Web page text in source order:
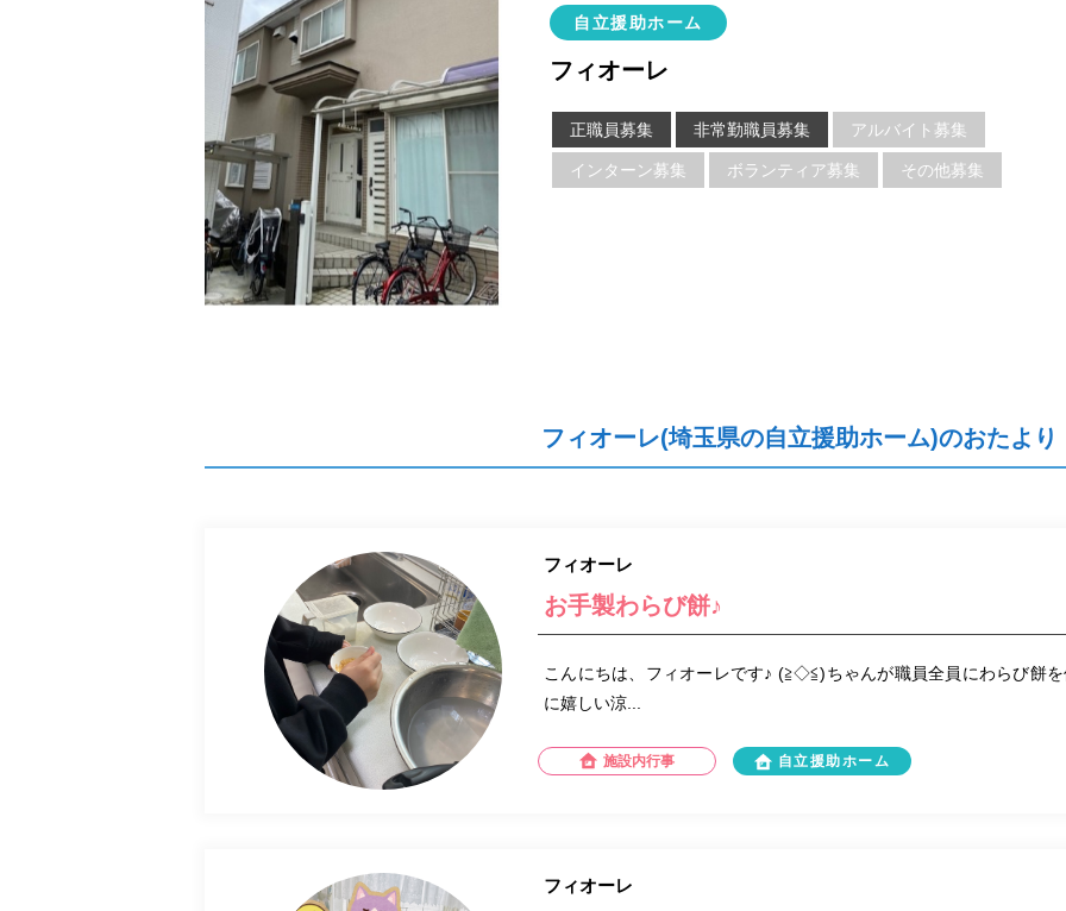
自立援助ホーム
フィオーレ
正職員募集 非常勤職員募集 アルバイト募集
インターン募集 ボランティア募集 その他募集
フィオーレ(埼玉県の自立援助ホーム)のおたより
フィオーレ
お手製わらび餅♪
こんにちは、フィオーレです♪ (≧◇≦)ちゃんが職員全員にわらび餅
に嬉しい涼...
施設内行事 自立援助ホーム
フィオーレ